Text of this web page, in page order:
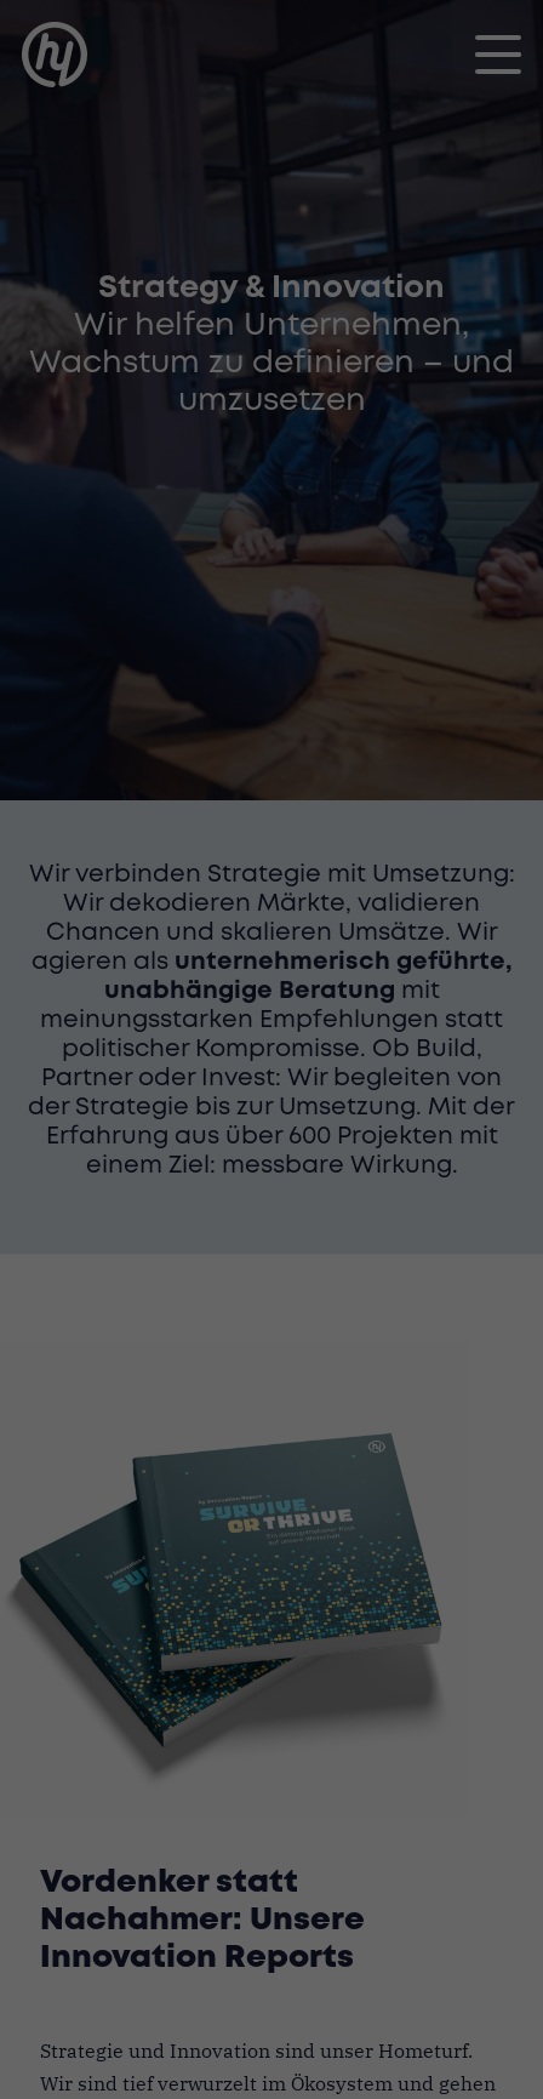
Toggle
Strategy & Innovation
Wir helfen Unternehmen,
Wachstum zu definieren – und
umzusetzen
Wir verbinden Strategie mit Umsetzung:
Wir dekodieren Märkte, validieren
Chancen und skalieren Umsätze. Wir
agieren als unternehmerisch geführte,
unabhängige Beratung mit
meinungsstarken Empfehlungen statt
politischer Kompromisse. Ob Build,
Partner oder Invest: Wir begleiten von
der Strategie bis zur Umsetzung. Mit der
Erfahrung aus über 600 Projekten mit
einem Ziel: messbare Wirkung.
Vordenker statt
Nachahmer: Unsere
Innovation Reports
Strategie und Innovation sind unser Hometurf.
Wir sind tief verwurzelt im Ökosystem und gehen